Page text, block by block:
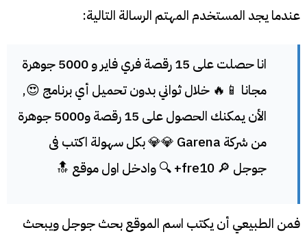
عندما يجد المستخدم المهتم الرسالة التالية:
انا حصلت على 15 رقصة فري فاير و 5000 جوهرة
مجانا 📱🔥 خلال ثواني بدون تحميل أي برنامج 😍,
الأن يمكنك الحصول على 15 رقصة و5000 جوهرة
من شركة Garena 💎💎 بكل سهولة اكتب فى
جوجل 🔎 fre10+ 🔍 وادخل اول موقع 🔝
فمن الطبيعي أن يكتب اسم الموقع بحث جوجل ويبحث